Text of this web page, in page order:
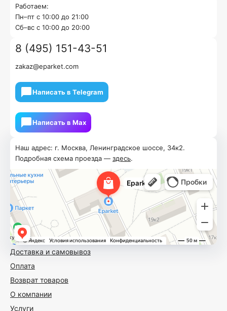
Доставка и самовывоз
Оплата
Возврат товаров
О компании
Услуги
Наш адрес: г. Москва, Ленинградское шоссе, 34к2.
Подробная схема проезда — здесь.
Работаем:
Пн–пт с 10:00 до 21:00
Cб–вс с 10:00 до 20:00
8 (495) 151-43-51
zakaz@eparket.com
Написать в Telegram
Написать в Мах